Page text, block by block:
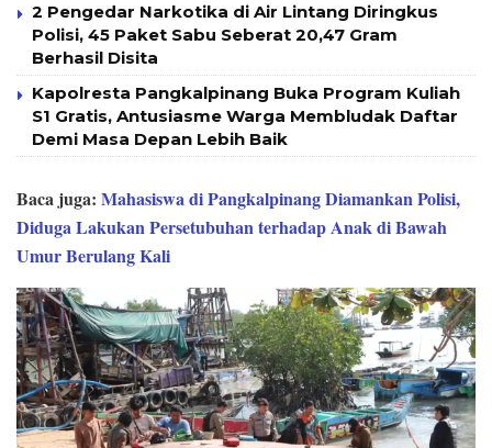
2 Pengedar Narkotika di Air Lintang Diringkus
Polisi, 45 Paket Sabu Seberat 20,47 Gram
Berhasil Disita
Kapolresta Pangkalpinang Buka Program Kuliah
S1 Gratis, Antusiasme Warga Membludak Daftar
Demi Masa Depan Lebih Baik
Baca juga: Mahasiswa di Pangkalpinang Diamankan Polisi,
Diduga Lakukan Persetubuhan terhadap Anak di Bawah
Umur Berulang Kali